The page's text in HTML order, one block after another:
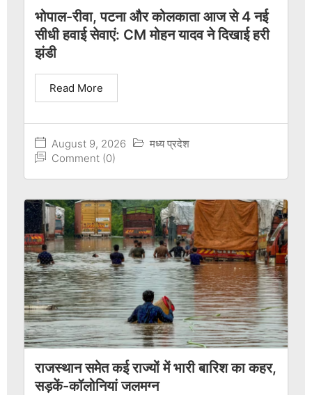
भोपाल-रीवा, पटना और कोलकाता आज से 4 नई
सीधी हवाई सेवाएं: CM मोहन यादव ने दिखाई हरी
झंडी
August 9, 2026
मध्य प्रदेश
Comment (0)
Read More
राजस्थान समेत कई राज्यों में भारी बारिश का कहर,
सड़कें-कॉलोनियां जलमग्न